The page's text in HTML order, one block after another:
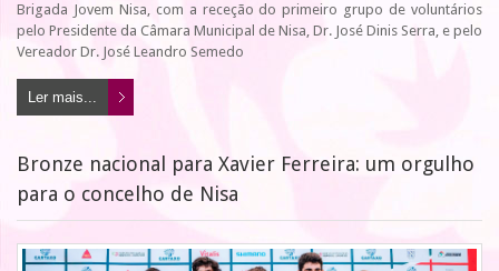
Brigada Jovem Nisa, com a receção do primeiro grupo de voluntários
pelo Presidente da Câmara Municipal de Nisa, Dr. José Dinis Serra, e pelo
Vereador Dr. José Leandro Semedo
Ler mais...
Bronze nacional para Xavier Ferreira: um orgulho
para o concelho de Nisa